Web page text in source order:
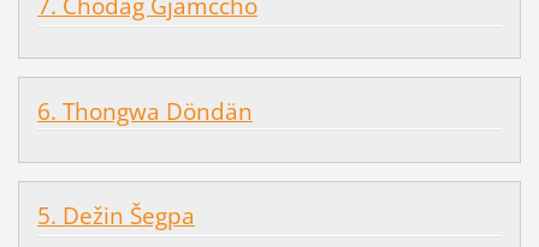
7. Čhödag Gjamccho
6. Thongwa Döndän
5. Dežin Šegpa